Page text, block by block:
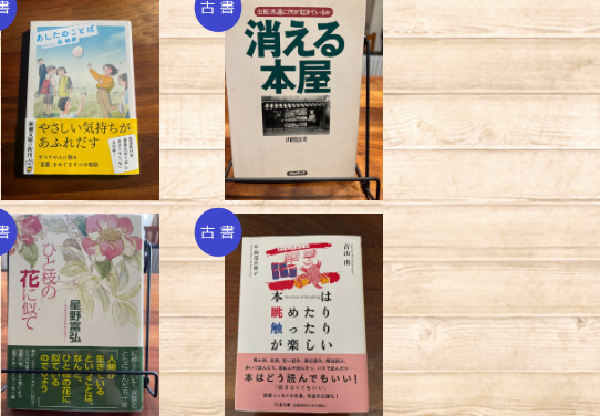
あしたのことば／森絵都
¥220
消える本屋/山田淳夫
¥440
ひと枝の花に似て /星
野富弘
¥550
本は眺めたり触ったりが
楽しい／青山南
¥440